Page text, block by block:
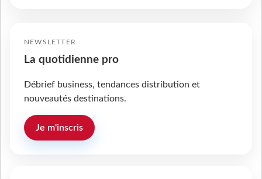
NEWSLETTER
La quotidienne pro
Débrief business, tendances distribution et
nouveautés destinations.
Je m'inscris